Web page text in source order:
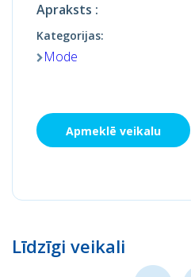
Apraksts :
Kategorijas:
Mode
Apmeklē veikalu
Līdzīgi veikali